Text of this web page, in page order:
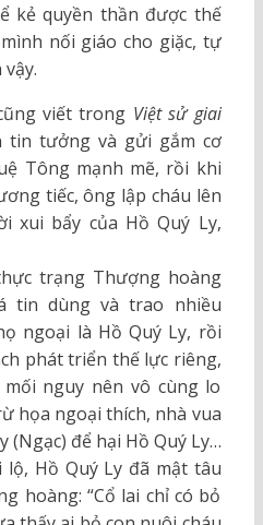
kẻ quyền thần được thế
nối giáo cho giặc, tự
viết trong Việt sử giai
tin tưởng và gửi gắm cơ
Tông mạnh mẽ, rồi khi
tiếc, ông lập cháu lên
xui bẩy của Hồ Quý Ly,
trạng Thượng hoàng
tin dùng và trao nhiều
ngoại là Hồ Quý Ly, rồi
phát triển thế lực riêng,
nguy nên vô cùng lo
họa ngoại thích, nhà vua
(Ngạc) để hại Hồ Quý Ly…
Hồ Quý Ly đã mật tâu
hoàng: “Cổ lai chỉ có bỏ